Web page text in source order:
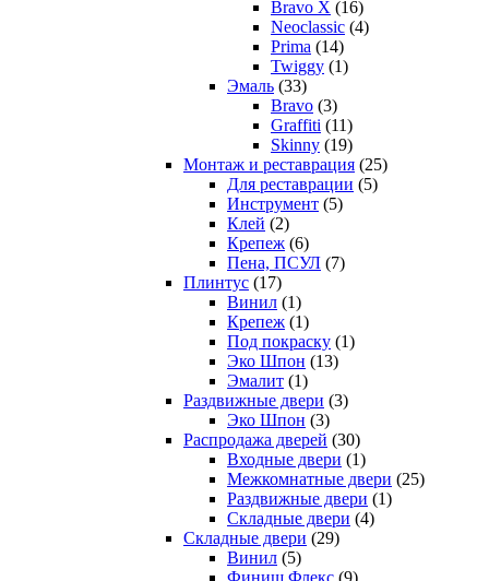
Bravo X (16)
Neoclassic (4)
Prima (14)
Twiggy (1)
Эмаль (33)
Bravo (3)
Graffiti (11)
Skinny (19)
Монтаж и реставрация (25)
Для реставрации (5)
Инструмент (5)
Клей (2)
Крепеж (6)
Пена, ПСУЛ (7)
Плинтус (17)
Винил (1)
Крепеж (1)
Под покраску (1)
Эко Шпон (13)
Эмалит (1)
Раздвижные двери (3)
Эко Шпон (3)
Распродажа дверей (30)
Входные двери (1)
Межкомнатные двери (25)
Раздвижные двери (1)
Складные двери (4)
Складные двери (29)
Винил (5)
Финиш Флекс (9)